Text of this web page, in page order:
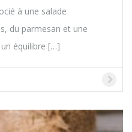
à une salade
du parmesan et une
équilibre […]